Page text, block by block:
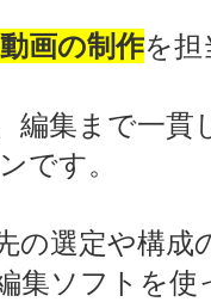
画の制作を担
編集まで一貫
です。
の選定や構成
集ソフトを使